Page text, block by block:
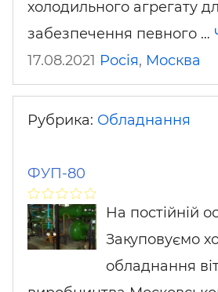
холодильного агрегату
забезпечення певного …
17.08.2021 Росія, Москва
Рубрика: Обладнання
ФУП-80
На постійній
Закуповуємо
обладнання